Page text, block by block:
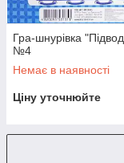
Гра-шнурівка
№4
Немає в наявності
Ціну уточнюйте